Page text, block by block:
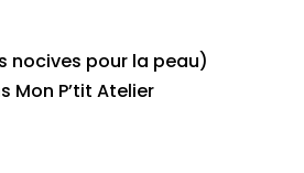
nocives pour la peau)
Mon P’tit Atelier